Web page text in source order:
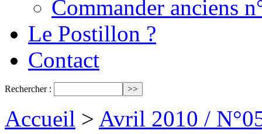
Commander anciens
Le Postillon ?
Contact
Rechercher :
Accueil > Avril 2010 /